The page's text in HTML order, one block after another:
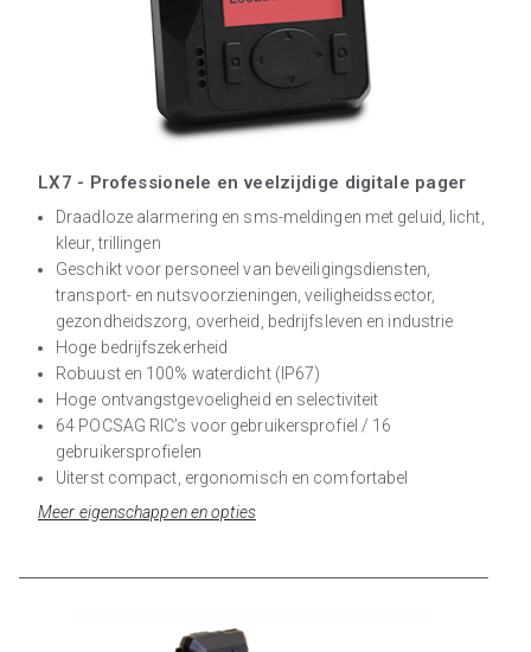
LX7 - Professionele en veelzijdige digitale pager
Draadloze alarmering en sms-meldingen met geluid, licht,
kleur, trillingen
Geschikt voor personeel van beveiligingsdiensten,
transport- en nutsvoorzieningen, veiligheidssector,
gezondheidszorg, overheid, bedrijfsleven en industrie
Hoge bedrijfszekerheid
Robuust en 100% waterdicht (IP67)
Hoge ontvangstgevoeligheid en selectiviteit
64 POCSAG RIC’s voor gebruikersprofiel / 16
gebruikersprofielen
Uiterst compact, ergonomisch en comfortabel
Meer eigenschappen en opties